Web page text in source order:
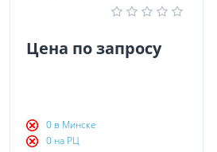
Цена по запросу
0 в Минске
0 на РЦ